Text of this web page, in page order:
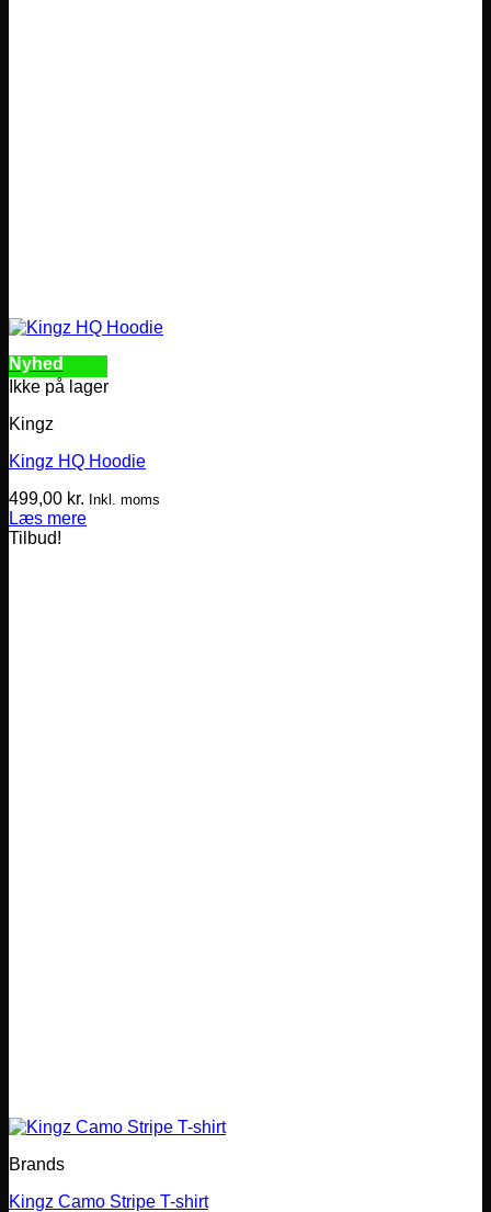
Nyhed
Ikke på lager
Kingz
Kingz HQ Hoodie
499,00 kr. Inkl. moms
Læs mere
Tilbud!
Brands
Kingz Camo Stripe T-shirt